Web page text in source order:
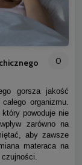
0
gorsza jakość
organizmu.
powoduje nie
zarówno na
aby zawsze
materaca na